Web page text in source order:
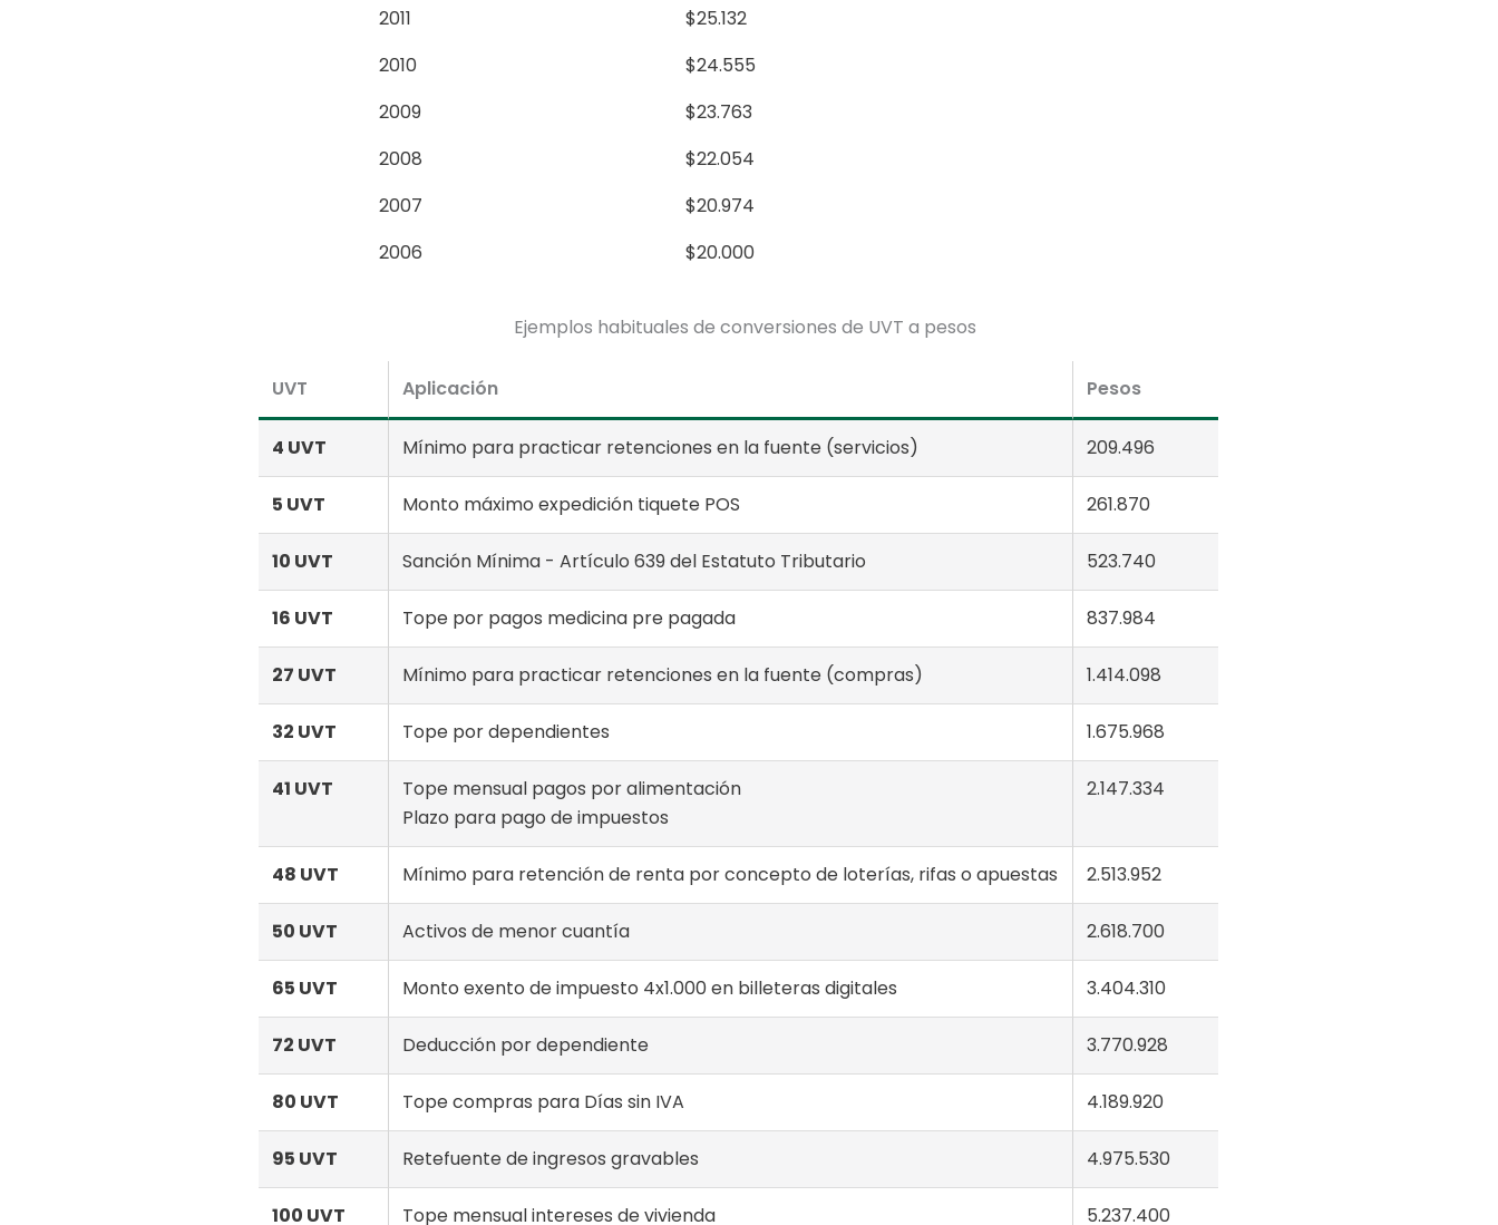
2011
$25.132
2010
$24.555
2009
$23.763
2008
$22.054
2007
$20.974
2006
$20.000
Ejemplos habituales de conversiones de UVT a pesos
UVT Aplicación Pesos
4 UVT Mínimo para practicar retenciones en la fuente (servicios) 209.496
5 UVT Monto máximo expedición tiquete POS 261.870
10 UVT Sanción Mínima - Artículo 639 del Estatuto Tributario 523.740
16 UVT Tope por pagos medicina pre pagada 837.984
27 UVT Mínimo para practicar retenciones en la fuente (compras) 1.414.098
32 UVT Tope por dependientes 1.675.968
41 UVT
Tope mensual pagos por alimentación
Plazo para pago de impuestos
2.147.334
48 UVT Mínimo para retención de renta por concepto de loterías, rifas o apuestas 2.513.952
50 UVT Activos de menor cuantía 2.618.700
65 UVT Monto exento de impuesto 4x1.000 en billeteras digitales 3.404.310
72 UVT Deducción por dependiente 3.770.928
80 UVT Tope compras para Días sin IVA 4.189.920
95 UVT Retefuente de ingresos gravables 4.975.530
100 UVT Tope mensual intereses de vivienda 5.237.400